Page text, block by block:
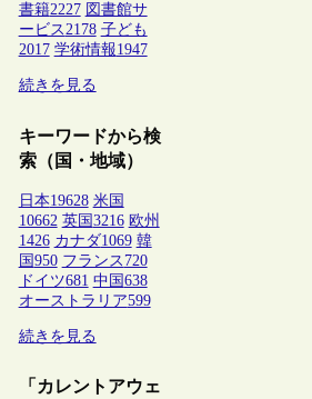
書籍2227 図書館サ
ービス2178 子ども
2017 学術情報1947
続きを見る
キーワードから検
索（国・地域）
日本19628 米国
10662 英国 3216 欧州
1426 カナダ1069 韓
国 950 フランス 720
ドイツ681 中国 638
オーストラリア599
続きを見る
「カレントアウェ